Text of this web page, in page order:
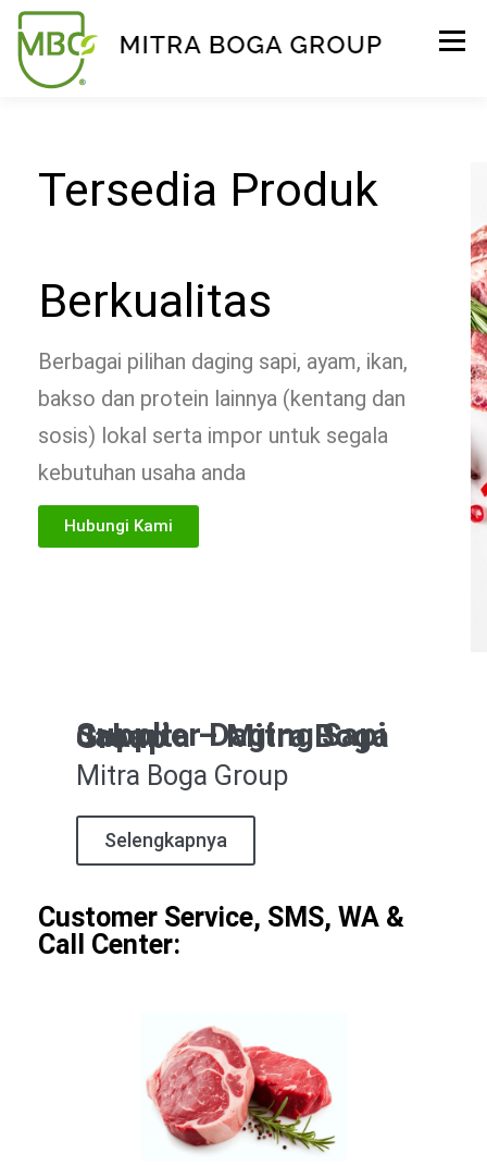
Menu
Tersedia Produk
Berkualitas
Berbagai pilihan daging sapi, ayam, ikan,
bakso dan protein lainnya (kentang dan
sosis) lokal serta impor untuk segala
kebutuhan usaha anda
Hubungi Kami
Supplier Daging Sapi Jakarta – Mitra Boga Group
Mitra Boga Group
Selengkapnya
Customer Service, SMS, WA &
Call Center: